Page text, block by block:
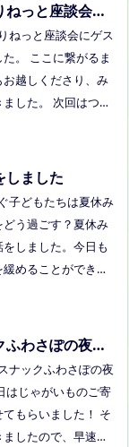
500円、小学生200
こちらから https://f
●ひだまりねっと座
参加します) 場所：
日時：令和8年8月
(土)16:00〜20:00
市玉島阿賀崎2-3-55)
べ物ありの多世代
ねっと座談会に
ねっと座談会にゲス
。 ここに繋がるま
越しくださり、み
した。 次回はつむ
しました
子どもたちは夏休み
う過ごす？夏休み
しました。今日も
めることができま
ふわさぽの夜の
ナックふわさぽの夜
はじゃがいものご寄
もらいました！ そ
したので、早速茹